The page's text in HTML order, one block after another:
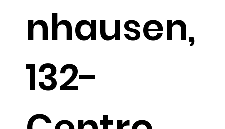
nhausen,
132-